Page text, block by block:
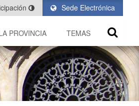
Sede Electrónica
PROVINCIA TEMAS